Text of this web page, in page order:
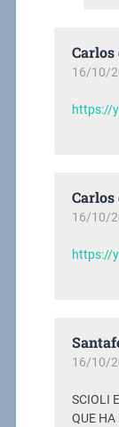
Carlos
16/10/
https://
Carlos
16/10/
https://
16/10/
SCIOLI
QUE